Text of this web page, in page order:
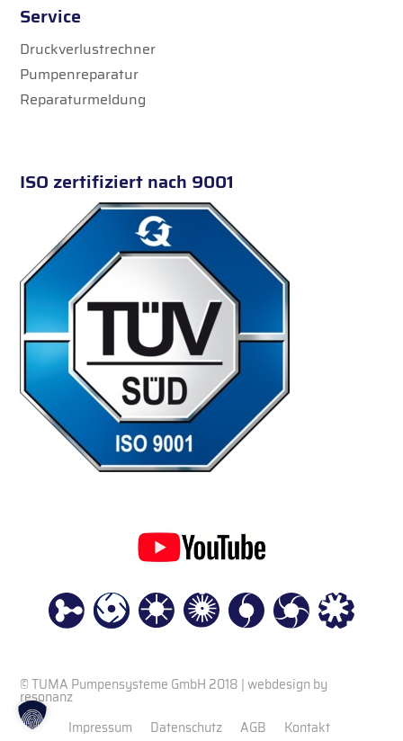
Service
Druckverlustrechner
Pumpenreparatur
Reparaturmeldung
ISO zertifiziert nach 9001
© TUMA Pumpensysteme GmbH 2018 |webdesign by
resonanz
Impressum
Datenschutz AGB Kontakt